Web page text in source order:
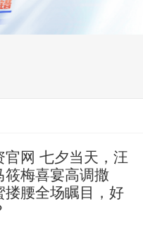
官网 七夕当天，汪
筱梅喜宴高调撒
搂腰全场瞩目，好